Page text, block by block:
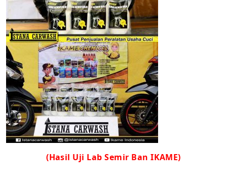
(Hasil Uji Lab Semir Ban IKAME)